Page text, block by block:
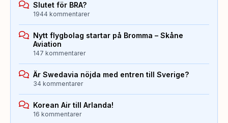
Slutet för BRA?
1944 kommentarer
Nytt flygbolag startar på Bromma – Skåne
Aviation
147 kommentarer
Är Swedavia nöjda med entren till Sverige?
34 kommentarer
Korean Air till Arlanda!
16 kommentarer